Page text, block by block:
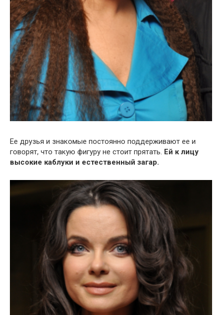
Ее друзья и знакомые постоянно поддерживают ее и
говорят, что такую фигуру не стоит прятать. Ей к лицу
высокие каблуки и естественный загар.